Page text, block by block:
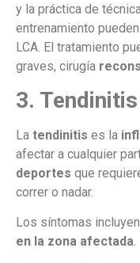
y la práctica de
entrenamiento
LCA. El tratamiento
graves, cirugía
3. Tendinitis
La tendinitis es la
afectar a cualquier
deportes que
correr o nadar.
Los síntomas incluyen
en la zona afectada.